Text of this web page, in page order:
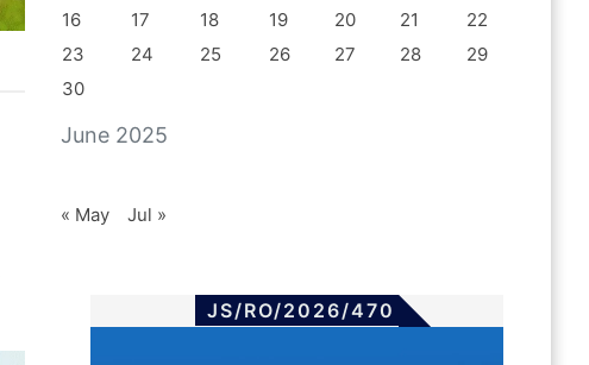
June 2025
16
17 18 19 20 21
22
23
24 25 26 27 28
29
30
« May Jul »
JS/RO/2026/470